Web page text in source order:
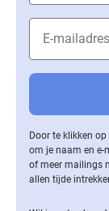
Door te klikken
om je naam en e-
of meer mailings
allen tijde